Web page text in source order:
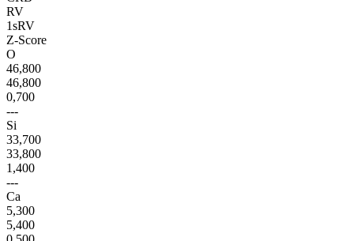
RV
1sRV
Z-Score
O
46,800
46,800
0,700
---
Si
33,700
33,800
1,400
---
Ca
5,300
5,400